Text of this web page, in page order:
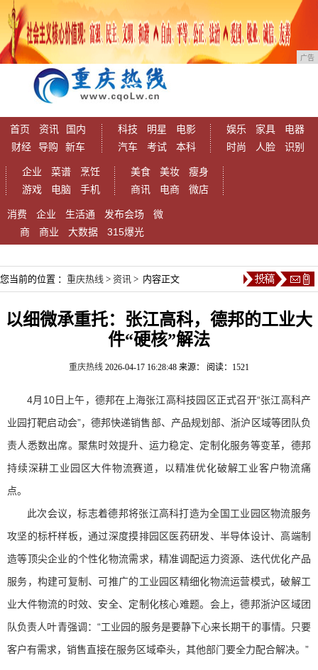
广告
首页 资讯
国内
财经
导购 新车
科技 明星
电影
汽车
考试 本科
娱乐 家具
电器
时尚
人脸 识别
企业 菜谱
烹饪
游戏
电脑 手机
美食 美妆
瘦身
商讯
电商 微店
消费 企业 生活通 发布会场
微
商
商业 大数据 315爆光
您当前的位置 ： 重庆热线 > 资讯 > 内容正文
以细微承重托：张江高科，德邦的工业大
件“硬核”解法
重庆热线 2026-04-17 16:28:48 来源： 阅读：1521
4月10日上午，德邦在上海张江高科技园区正式召开“张江高科产
业园打靶启动会”，德邦快递销售部、产品规划部、浙沪区域等团队负
责人悉数出席。聚焦时效提升、运力稳定、定制化服务等变革，德邦
持续深耕工业园区大件物流赛道，以精准优化破解工业客户物流痛
点。
此次会议，标志着德邦将张江高科打造为全国工业园区物流服务
攻坚的标杆样板，通过深度摸排园区医药研发、半导体设计、高端制
造等顶尖企业的个性化物流需求，精准调配运力资源、迭代优化产品
服务，构建可复制、可推广的工业园区精细化物流运营模式，破解工
业大件物流的时效、安全、定制化核心难题。会上，德邦浙沪区域团
队负责人叶青强调：“工业园的服务是要静下心来长期干的事情。只要
客户有需求，销售直接在服务区域牵头，其他部门要全力配合解决。”